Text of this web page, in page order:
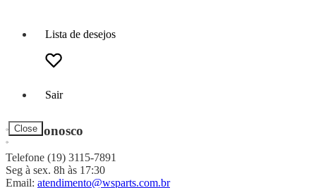
Lista de desejos
Sair
Close
Fale Conosco
Telefone (19) 3115-7891
Seg à sex. 8h às 17:30
Email: atendimento@wsparts.com.br